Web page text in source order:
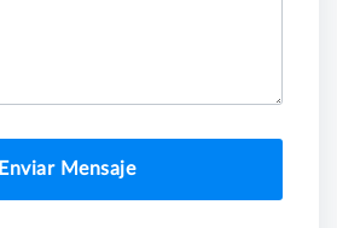
Enviar Mensaje